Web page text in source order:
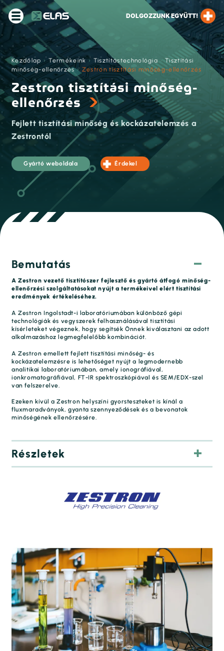
DOLGOZZUNK EGYÜTT!
Kezdőlap › Termékeink› Tisztítástechnológia ›Tisztítási
minőség-ellenőrzés› Zestron tisztítási minőség-ellenőrzés
Zestron tisztítási minőség-
ellenőrzés
Fejlett tisztítási minőség és kockázatelemzés a
Zestrontól
Gyártó weboldala Érdekel
Bemutatás
A Zestron vezető tisztítószer fejlesztő és gyártó átfogó minőség-
ellenőrzési szolgáltatásokat nyújt a termékeivel elért tisztítási
eredmények értékeléséhez.
A Zestron Ingolstadt-i laboratóriumában különböző gépi
technológiák és vegyszerek felhasználásával tisztítási
kísérleteket végeznek, hogy segítsék Önnek kiválasztani az adott
alkalmazáshoz legmegfelelőbb kombinációt.
A Zestron emellett fejlett tisztítási minőség- és
kockázatelemzésre is lehetőséget nyújt a legmodernebb
analitikai laboratóriumában, amely ionográfiával,
ionkromatográfiával, FT-IR spektroszkópiával és SEM/EDX-szel
van felszerelve.
Ezeken kívül a Zestron helyszíni gyorsteszteket is kínál a
fluxmaradványok, gyanta szennyeződések és a bevonatok
minőségének ellenőrzésére.
Részletek